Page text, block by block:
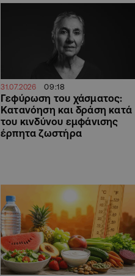
31.07.2026 09:18
Γεφύρωση του χάσματος:
Κατανόηση και δράση κατά
του κινδύνου εμφάνισης
έρπητα ζωστήρα